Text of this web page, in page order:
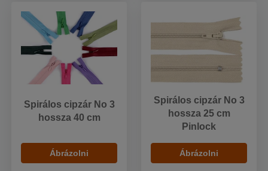
Spirálos cipzár No 3
hossza 40 cm
Ábrázolni
Spirálos cipzár No 3
hossza 25 cm
Pinlock
Ábrázolni